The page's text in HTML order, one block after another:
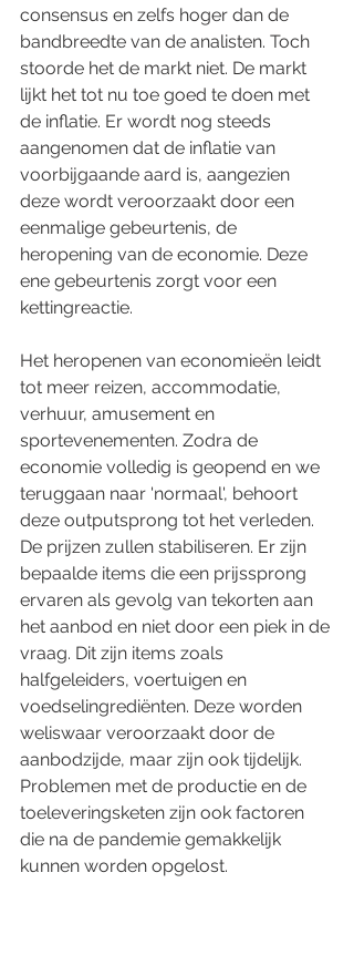
consensus en zelfs hoger dan de
bandbreedte van de analisten. Toch
stoorde het de markt niet. De markt
lijkt het tot nu toe goed te doen met
de inflatie. Er wordt nog steeds
aangenomen dat de inflatie van
voorbijgaande aard is, aangezien
deze wordt veroorzaakt door een
eenmalige gebeurtenis, de
heropening van de economie. Deze
ene gebeurtenis zorgt voor een
kettingreactie.
Het heropenen van economieën leidt
tot meer reizen, accommodatie,
verhuur, amusement en
sportevenementen. Zodra de
economie volledig is geopend en we
teruggaan naar 'normaal', behoort
deze outputsprong tot het verleden.
De prijzen zullen stabiliseren. Er zijn
bepaalde items die een prijssprong
ervaren als gevolg van tekorten aan
het aanbod en niet door een piek in de
vraag. Dit zijn items zoals
halfgeleiders, voertuigen en
voedselingrediënten. Deze worden
weliswaar veroorzaakt door de
aanbodzijde, maar zijn ook tijdelijk.
Problemen met de productie en de
toeleveringsketen zijn ook factoren
die na de pandemie gemakkelijk
kunnen worden opgelost.